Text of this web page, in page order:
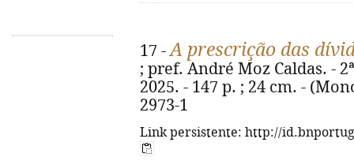
17 -A prescrição das
; pref. André Moz Caldas. -
2025. - 147 p. ; 24 cm. -
2973-1
Link persistente: http://